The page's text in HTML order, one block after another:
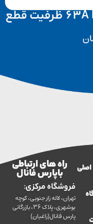
کلید اتوماتیک فیکس 63A NEW ظرفیت قطع
راه های ارتباطی
با پارس فانال
فروشگاه مرکزی:
لاله زار جنوبی، کوچه
بوشهری، پلاک 36، بازرگانی
پارس فانال(زاغیان)